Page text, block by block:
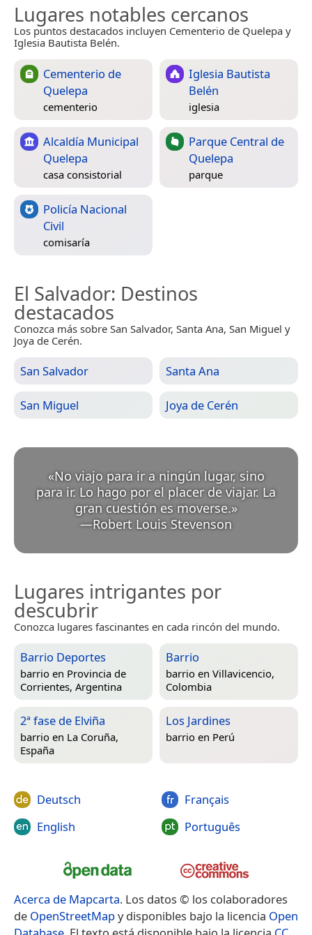
Lugares notables cercanos
Los puntos destacados incluyen Cementerio de Quelepa y
Iglesia Bautista Belén.
Cementerio de
Quelepa
cementerio
Iglesia Bautista
Belén
iglesia
Alcaldía Municipal
Quelepa
casa consistorial
Parque Central de
Quelepa
parque
Policía Nacional
Civil
comisaría
El Salvador: Destinos
destacados
Conozca más sobre San Salvador, Santa Ana, San Miguel y
Joya de Cerén.
San Salvador Santa Ana
San Miguel Joya de Cerén
«No viajo para ir a ningún lugar, sino
para ir. Lo hago por el placer de viajar. La
gran cuestión es moverse. »
—Robert Louis Stevenson
Lugares intrigantes por
descubrir
Conozca lugares fascinantes en cada rincón del mundo.
Barrio Deportes
barrio en Provincia de
Corrientes, Argentina
Barrio
barrio en Villavicencio,
Colombia
2ª fase de Elviña
barrio en La Coruña,
España
Los Jardines
barrio en Perú
Deutsch
English
Français
Português
Acerca de Mapcarta. Los datos © los colaboradores
de OpenStreetMapy disponibles bajo la licencia Open